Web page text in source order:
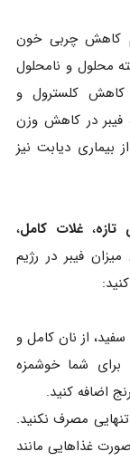
کاهش چربی خون
محلول و نامحلول
کلسترول و
فیبر در کاهش وزن
دیابت نیز
تازه،غلات کامل،
فیبر در رژیم
از نان کامل و
برای شما خوشمزه
اضافه کنید.
مصرف نکنید.
غذاهایی مانند